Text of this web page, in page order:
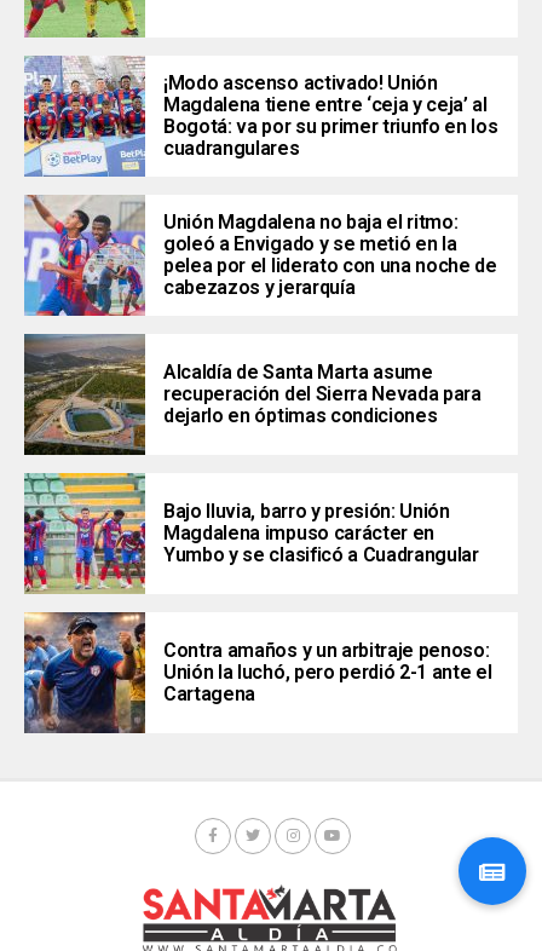
¡Modo ascenso activado! Unión
Magdalena tiene entre ‘ceja y ceja’ al
Bogotá: va por su primer triunfo en los
cuadrangulares
Unión Magdalena no baja el ritmo:
goleó a Envigado y se metió en la
pelea por el liderato con una noche de
cabezazos y jerarquía
Alcaldía de Santa Marta asume
recuperación del Sierra Nevada para
dejarlo en óptimas condiciones
Bajo lluvia, barro y presión: Unión
Magdalena impuso carácter en
Yumbo y se clasificó a Cuadrangular
Contra amaños y un arbitraje penoso:
Unión la luchó, pero perdió 2-1 ante el
Cartagena